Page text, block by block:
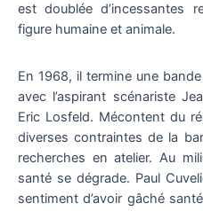
est doublée d’incessantes
figure humaine et animale.
En 1968, il termine une
avec l’aspirant scénariste
Eric Losfeld. Mécontent du
diverses contraintes de la
recherches en atelier. Au
santé se dégrade. Paul
sentiment d’avoir gâché